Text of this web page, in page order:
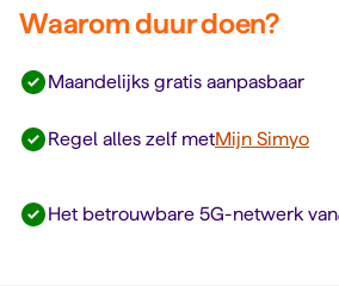
Waarom duur doen?
Maandelijks gratis aanpasbaar
Regel alles zelf metMijn Simyo
Het betrouwbare 5G-netwerk van